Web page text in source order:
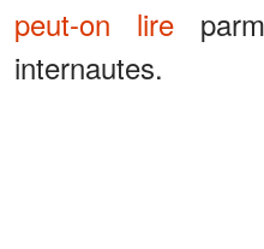
peut-on lire
internautes.